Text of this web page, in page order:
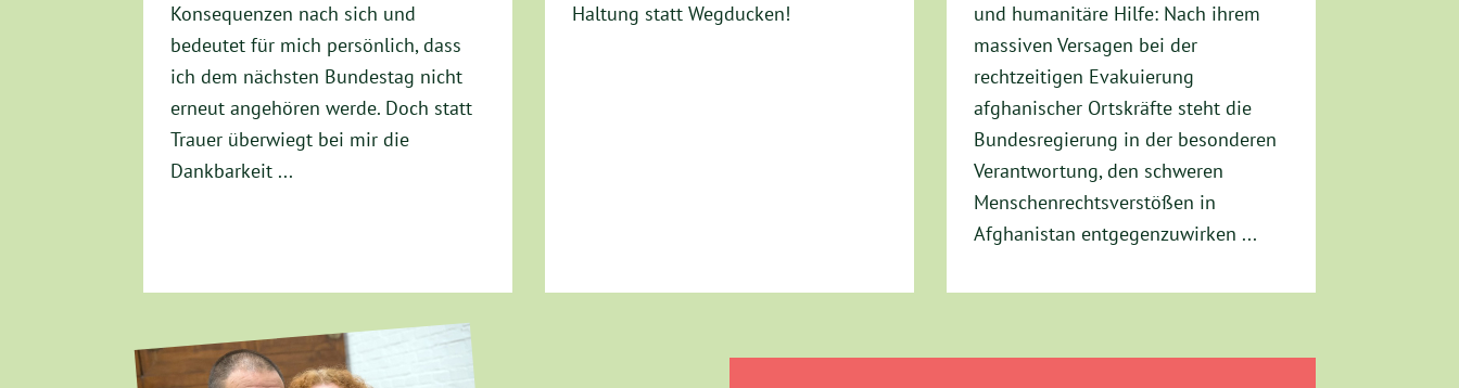
Konsequenzen nach sich und
bedeutet für mich persönlich, dass
ich dem nächsten Bundestag nicht
erneut angehören werde. Doch statt
Trauer überwiegt bei mir die
Dankbarkeit ...
Haltung statt Wegducken!
und humanitäre Hilfe: Nach ihrem
massiven Versagen bei der
rechtzeitigen Evakuierung
afghanischer Ortskräfte steht die
Bundesregierung in der besonderen
Verantwortung, den schweren
Menschenrechtsverstößen in
Afghanistan entgegenzuwirken ...